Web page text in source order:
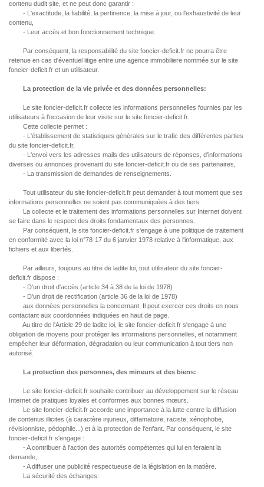
contenu dudit site, et ne peut donc garantir :
- L'exactitude, la fiabilité, la pertinence, la mise à jour, ou l'exhaustivité de leur
contenu,
- Leur accès et bon fonctionnement technique.
Par conséquent, la responsabilité du site foncier-deficit.fr ne pourra être
retenue en cas d'éventuel litige entre une agence immobiliere nommée sur le site
foncier-deficit.fr et un utilisateur.
La protection de la vie privée et des données personnelles:
Le site foncier-deficit.fr collecte les informations personnelles fournies par les
utilisateurs à l'occasion de leur visite sur le site foncier-deficit.fr.
Cette collecte permet :
- L'établissement de statistiques générales sur le trafic des différentes parties
du site foncier-deficit.fr,
- L'envoi vers les adresses mails des utilisateurs de réponses, d'informations
diverses ou annonces provenant du site foncier-deficit.fr ou de ses partenaires,
- La transmission de demandes de renseignements.
Tout utilisateur du site foncier-deficit.fr peut demander à tout moment que ses
informations personnelles ne soient pas communiquées à des tiers.
La collecte et le traitement des informations personnelles sur Internet doivent
se faire dans le respect des droits fondamentaux des personnes.
Par conséquent, le site foncier-deficit.fr s'engage à une politique de traitement
en conformité avec la loi n°78-17 du 6 janvier 1978 relative à l'informatique, aux
fichiers et aux libertés.
Par ailleurs, toujours au titre de ladite loi, tout utilisateur du site foncier-
deficit.fr dispose :
- D'un droit d'accès (article 34 à 38 de la loi de 1978)
- D'un droit de rectification (article 36 de la loi de 1978)
aux données personnelles la concernant. Il peut exercer ces droits en nous
contactant aux coordonnées indiquées en haut de page.
Au titre de l'Article 29 de ladite loi, le site foncier-deficit.fr s'engage à une
obligation de moyens pour protéger les informations personnelles, et notamment
empêcher leur déformation, dégradation ou leur communication à tout tiers non
autorisé.
La protection des personnes, des mineurs et des biens:
Le site foncier-deficit.fr souhaite contribuer au développement sur le réseau
Internet de pratiques loyales et conformes aux bonnes mœurs.
Le site foncier-deficit.fr accorde une importance à la lutte contre la diffusion
de contenus illicites (à caractère injurieux, diffamatoire, raciste, xénophobe,
révisionniste, pédophile...) et à la protection de l'enfant. Par conséquent, le site
foncier-deficit.fr s'engage :
- A contribuer à l'action des autorités compétentes qui lui en feraient la
demande,
- A diffuser une publicité respectueuse de la législation en la matière.
La sécurité des échanges: